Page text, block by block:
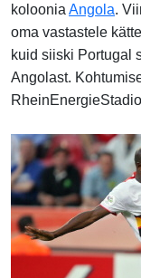
koloonia Angola.
oma vastastele
kuid siiski Portugal
Angolast.